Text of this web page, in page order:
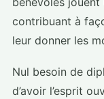
contribuant à
leur donner les
Nul besoin de
d’avoir l’esprit